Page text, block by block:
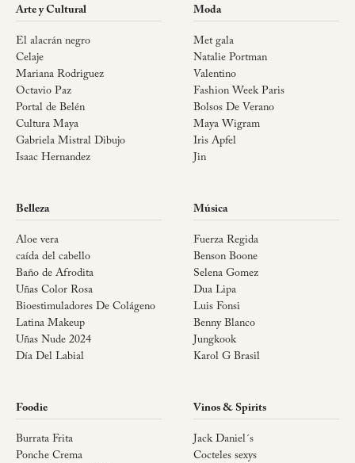
Arte y Cultural
El alacrán negro
Celaje
Mariana Rodriguez
Octavio Paz
Portal de Belén
Cultura Maya
Gabriela Mistral Dibujo
Isaac Hernandez
Moda
Met gala
Natalie Portman
Valentino
Fashion Week Paris
Bolsos De Verano
Maya Wigram
Iris Apfel
Jin
Belleza
Aloe vera
caída del cabello
Baño de Afrodita
Uñas Color Rosa
Bioestimuladores De Colágeno
Latina Makeup
Uñas Nude 2024
Día Del Labial
Música
Fuerza Regida
Benson Boone
Selena Gomez
Dua Lipa
Luis Fonsi
Benny Blanco
Jungkook
Karol G Brasil
Foodie
Burrata Frita
Ponche Crema
Vinos & Spirits
Jack Daniel´s
Cocteles sexys